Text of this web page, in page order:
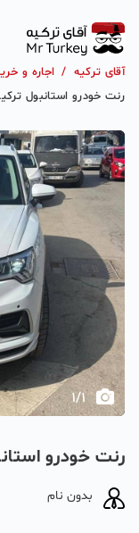
آقای ترکیه / اجاره و
رنت خودرو استانبول
1/1
رنت خودرو
بدون نام